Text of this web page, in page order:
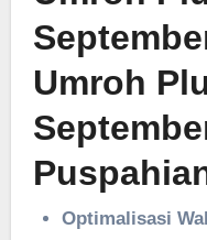
Umroh
Optimalisasi